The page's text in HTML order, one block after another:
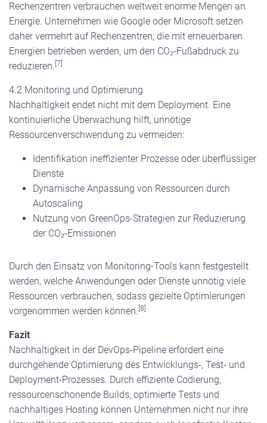
Rechenzentren verbrauchen weltweit enorme Mengen an
Energie. Unternehmen wie Google oder Microsoft setzen
daher vermehrt auf Rechenzentren, die mit erneuerbaren
Energien betrieben werden, um den CO₂-Fußabdruck zu
reduzieren. [7]
4.2 Monitoring und Optimierung
Nachhaltigkeit endet nicht mit dem Deployment. Eine
kontinuierliche Überwachung hilft, unnötige
Ressourcenverschwendung zu vermeiden:
Identifikation ineffizienter Prozesse oder überflüssiger
Dienste
Dynamische Anpassung von Ressourcen durch
Autoscaling
Nutzung von GreenOps-Strategien zur Reduzierung
der CO₂-Emissionen
Durch den Einsatz von Monitoring-Tools kann festgestellt
werden, welche Anwendungen oder Dienste unnötig viele
Ressourcen verbrauchen, sodass gezielte Optimierungen
vorgenommen werden können. [8]
Fazit
Nachhaltigkeit in der DevOps-Pipeline erfordert eine
durchgehende Optimierung des Entwicklungs-, Test- und
Deployment-Prozesses. Durch effiziente Codierung,
ressourcenschonende Builds, optimierte Tests und
nachhaltiges Hosting können Unternehmen nicht nur ihre